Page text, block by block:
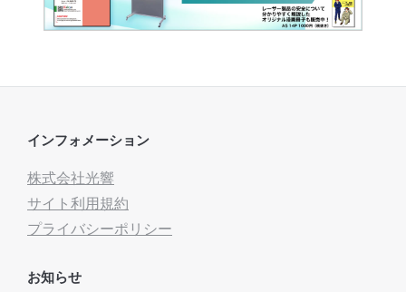
インフォメーション
株式会社光響
サイト利用規約
プライバシーポリシー
お知らせ